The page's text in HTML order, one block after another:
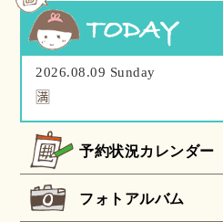
2026.08.09 Sunday
🈵
予約状況カレンダー
フォトアルバム